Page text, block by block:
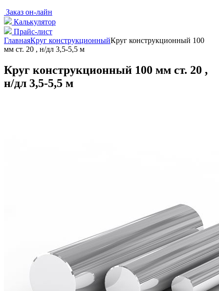
Заказ он-лайн
Калькулятор
Прайс-лист
ГлавнаяКруг конструкционныйКруг конструкционный 100
мм ст. 20 , н/дл 3,5-5,5 м
Круг конструкционный 100 мм ст. 20 ,
н/дл 3,5-5,5 м